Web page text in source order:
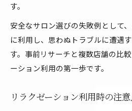
す。
安全なサロン選びの失敗例として
に利用し、思わぬトラブルに遭遇
す。事前リサーチと複数店舗の比
ーション利用の第一歩です。
リラクゼーション利用時の注